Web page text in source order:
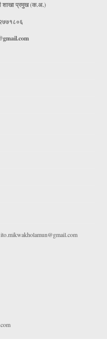
शाखा प्रमुख (क.अ.)
ito.mikwakholamun@gmail.com